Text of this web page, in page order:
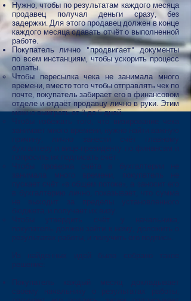
Нужно, чтобы по результатам каждого месяца
продавец получал деньги сразу, без
задержки. Для этого продавец должен в конце
каждого месяца сдавать отчёт о выполненной
работе.
Покупатель лично "продвигает" документы
по всем инстанциям, чтобы ускорить процесс
оплаты.
Чтобы пересылка чека не занимала много
времени, вместо того чтобы отправлять чек по
почте, покупатель забирает его в финансовом
отделе и отдаёт продавцу лично в руки. Этим
можно выиграть от 3 до 5 дней.
Чтобы избежать того, что визирование чека
занимает много времени, нужно найти важную
причину, лично занести счёт главному
бухгалтеру и вице-президенту по финансам и
попросить их подписать счёт.
Чтобы проверка счёта в бухгалтерии не
занимала много времени, покупатель не
пускает счёт «в общем потоке», а заносит его
в бухгалтерию лично, показывает, что сумма
не выходит за пределы установленного
бюджета, и получает их визу.
Чтобы утвердить счёт у начальника,
покупатель должен зайти к нему, доложить о
результатах работы, и получить его подпись.
Из найденных идей было собрано такое
решение:
Покупатель каждый месяц докладывает
своему начальнику о результатах работы,